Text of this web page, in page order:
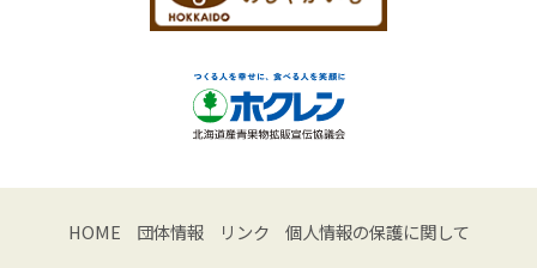
HOME 団体情報 リンク 個人情報の保護に関して